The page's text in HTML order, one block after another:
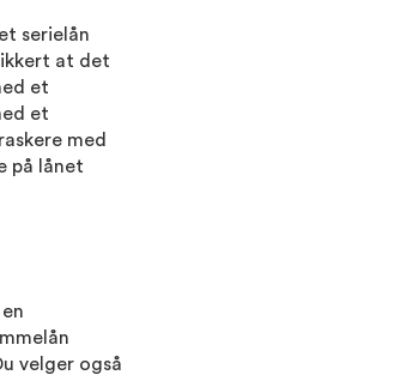
serielån
at det
et
et
med
på lånet
velger også